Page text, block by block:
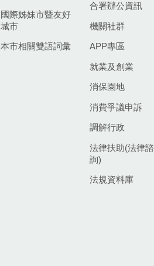
國際姊妹市暨友好
城市
本市相關雙語詞彙
合署辦公資訊
機關社群
APP專區
就業及創業
消保園地
消費爭議申訴
調解行政
法律扶助(法律諮
詢)
法規資料庫